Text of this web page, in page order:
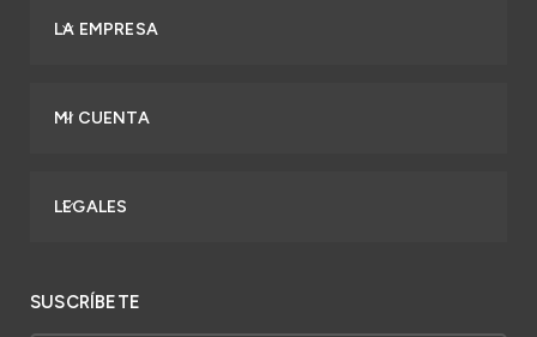
LA EMPRESA
MI CUENTA
LEGALES
SUSCRÍBETE